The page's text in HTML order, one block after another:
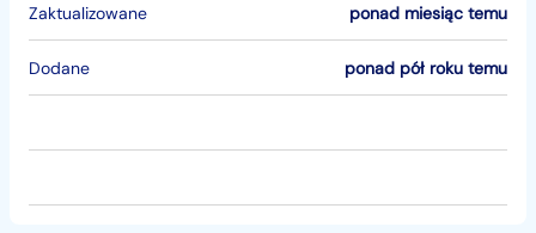
Zaktualizowane ponad miesiąc temu
Dodane ponad pół roku temu